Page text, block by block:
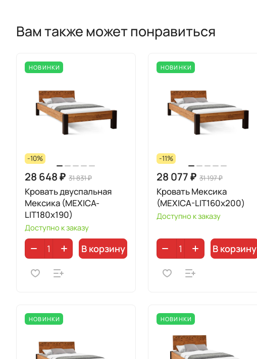
Вам также может понравиться
НОВИНКИ
-10%
28 648 ₽ 31 831 ₽
Кровать двуспальная
Мексика (MEXICA-
LIT180х190)
Доступно к заказу
В корзину
НОВИНКИ
-11%
28 077 ₽ 31 197 ₽
Кровать Мексика
(MEXICA-LIT160х200)
Доступно к заказу
В корзину
НОВИНКИ НОВИНКИ